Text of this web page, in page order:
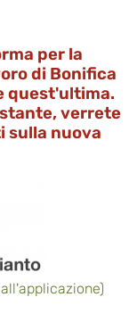
per la
di Bonifica
quest'ultima.
verrete
sulla nuova